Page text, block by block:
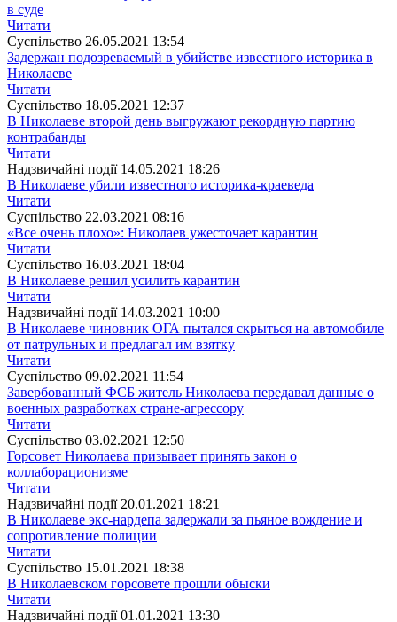
в суде
Читати
Суспiльство 26.05.2021 13:54
Задержан подозреваемый в убийстве известного историка в
Николаеве
Читати
Суспiльство 18.05.2021 12:37
В Николаеве второй день выгружают рекордную партию
контрабанды
Читати
Надзвичайні події 14.05.2021 18:26
В Николаеве убили известного историка-краеведа
Читати
Суспiльство 22.03.2021 08:16
«Все очень плохо»: Николаев ужесточает карантин
Читати
Суспiльство 16.03.2021 18:04
В Николаеве решил усилить карантин
Читати
Надзвичайні події 14.03.2021 10:00
В Николаеве чиновник ОГА пытался скрыться на автомобиле
от патрульных и предлагал им взятку
Читати
Суспiльство 09.02.2021 11:54
Завербованный ФСБ житель Николаева передавал данные о
военных разработках стране-агрессору
Читати
Суспiльство 03.02.2021 12:50
Горсовет Николаева призывает принять закон о
коллаборационизме
Читати
Надзвичайні події 20.01.2021 18:21
В Николаеве экс-нардепа задержали за пьяное вождение и
сопротивление полиции
Читати
Суспiльство 15.01.2021 18:38
В Николаевском горсовете прошли обыски
Читати
Надзвичайні події 01.01.2021 13:30